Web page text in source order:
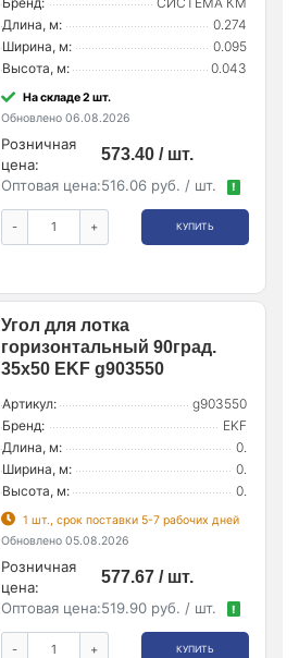
Длина, м:
0.274
Ширина, м:
0.095
Высота, м:
0.043
На складе 2 шт.
Обновлено 06.08.2026
Розничная
цена:
573.40 / шт.
Оптовая цена:516.06 руб. / шт. !
- + КУПИТЬ
Угол для лотка
горизонтальный 90град.
35х50 EKF g903550
Артикул:
g903550
Бренд:
EKF
Длина, м:
0.
Ширина, м:
0.
Высота, м:
0.
1 шт., срок поставки 5-7 рабочих дней
Обновлено 05.08.2026
Розничная
цена:
577.67 / шт.
Оптовая цена:519.90 руб. / шт. !
- + КУПИТЬ